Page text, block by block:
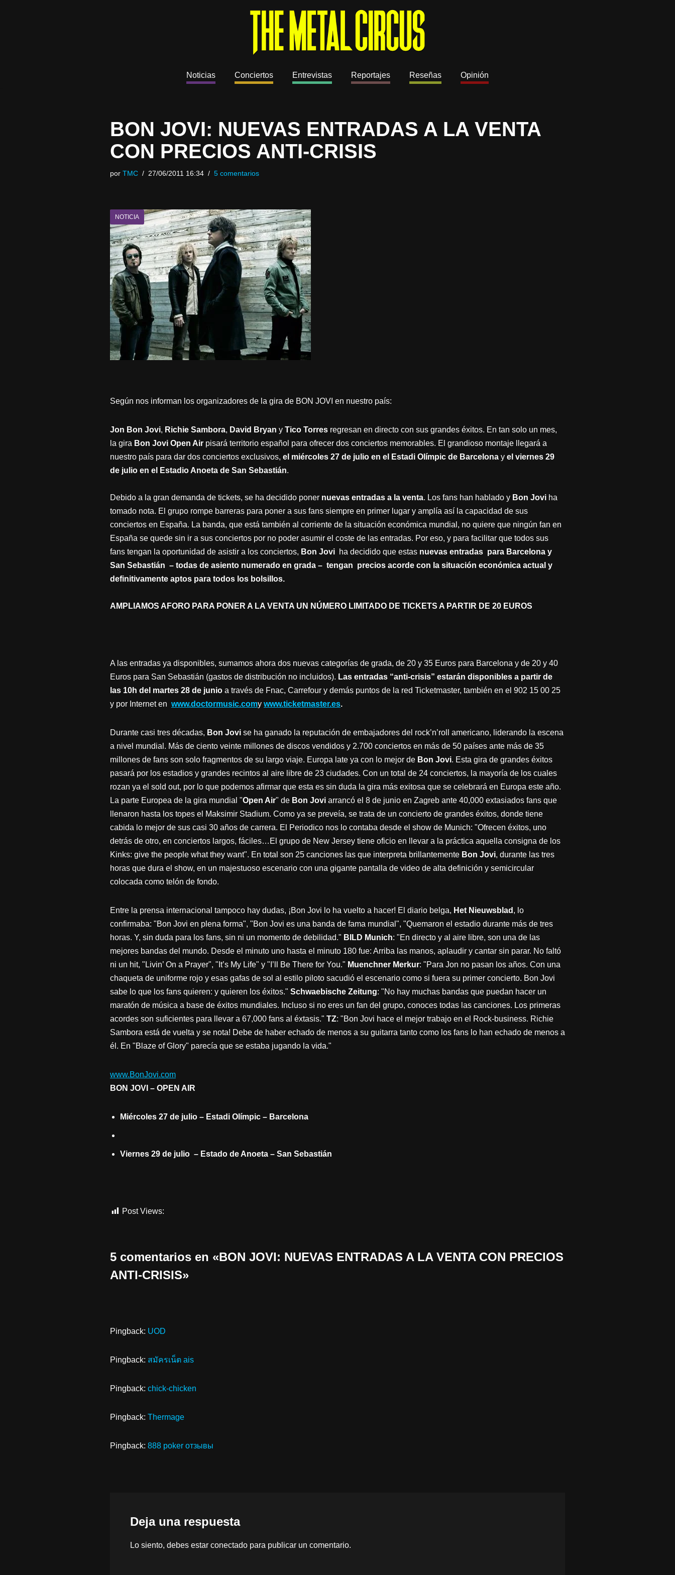
Noticias Conciertos Entrevistas Reportajes Reseñas Opinión
BON JOVI: NUEVAS ENTRADAS A LA VENTA
CON PRECIOS ANTI-CRISIS
por TMC 27/06/2011 16:34 5 comentarios
NOTICIA
Según nos informan los organizadores de la gira de BON JOVI en nuestro país:
Jon Bon Jovi, Richie Sambora, David Bryan y Tico Torres regresan en directo con sus grandes éxitos. En tan solo un mes,
la gira Bon Jovi Open Air pisará territorio español para ofrecer dos conciertos memorables. El grandioso montaje llegará a
nuestro país para dar dos conciertos exclusivos, el miércoles 27 de julio en el Estadi Olímpic de Barcelona y el viernes 29
de julio en el Estadio Anoeta de San Sebastián.
Debido a la gran demanda de tickets, se ha decidido poner nuevas entradas a la venta. Los fans han hablado y Bon Jovi ha
tomado nota. El grupo rompe barreras para poner a sus fans siempre en primer lugar y amplía así la capacidad de sus
conciertos en España. La banda, que está también al corriente de la situación económica mundial, no quiere que ningún fan en
España se quede sin ir a sus conciertos por no poder asumir el coste de las entradas. Por eso, y para facilitar que todos sus
fans tengan la oportunidad de asistir a los conciertos, Bon Jovi ha decidido que estas nuevas entradas para Barcelona y
San Sebastián – todas de asiento numerado en grada – tengan precios acorde con la situación económica actual y
definitivamente aptos para todos los bolsillos.
AMPLIAMOS AFORO PARA PONER A LA VENTA UN NÚMERO LIMITADO DE TICKETS A PARTIR DE 20 EUROS
A las entradas ya disponibles, sumamos ahora dos nuevas categorías de grada, de 20 y 35 Euros para Barcelona y de 20 y 40
Euros para San Sebastián (gastos de distribución no incluidos). Las entradas “anti-crisis” estarán disponibles a partir de
las 10h del martes 28 de junio a través de Fnac, Carrefour y demás puntos de la red Ticketmaster, también en el 902 15 00 25
y por Internet en www.doctormusic.comy www.ticketmaster.es.
Durante casi tres décadas, Bon Jovi se ha ganado la reputación de embajadores del rock’n’roll americano, liderando la escena
a nivel mundial. Más de ciento veinte millones de discos vendidos y 2.700 conciertos en más de 50 países ante más de 35
millones de fans son solo fragmentos de su largo viaje. Europa late ya con lo mejor de Bon Jovi. Esta gira de grandes éxitos
pasará por los estadios y grandes recintos al aire libre de 23 ciudades. Con un total de 24 conciertos, la mayoría de los cuales
rozan ya el sold out, por lo que podemos afirmar que esta es sin duda la gira más exitosa que se celebrará en Europa este año.
La parte Europea de la gira mundial "Open Air" de Bon Jovi arrancó el 8 de junio en Zagreb ante 40,000 extasiados fans que
llenaron hasta los topes el Maksimir Stadium. Como ya se preveía, se trata de un concierto de grandes éxitos, donde tiene
cabida lo mejor de sus casi 30 años de carrera. El Periodico nos lo contaba desde el show de Munich: "Ofrecen éxitos, uno
detrás de otro, en conciertos largos, fáciles…El grupo de New Jersey tiene oficio en llevar a la práctica aquella consigna de los
Kinks: give the people what they want". En total son 25 canciones las que interpreta brillantemente Bon Jovi, durante las tres
horas que dura el show, en un majestuoso escenario con una gigante pantalla de video de alta definición y semicircular
colocada como telón de fondo.
Entre la prensa internacional tampoco hay dudas, ¡Bon Jovi lo ha vuelto a hacer! El diario belga, Het Nieuwsblad , lo
confirmaba: "Bon Jovi en plena forma", "Bon Jovi es una banda de fama mundial", "Quemaron el estadio durante más de tres
horas. Y, sin duda para los fans, sin ni un momento de debilidad." BILD Munich: "En directo y al aire libre, son una de las
mejores bandas del mundo. Desde el minuto uno hasta el minuto 180 fue: Arriba las manos, aplaudir y cantar sin parar. No faltó
ni un hit, "Livin’ On a Prayer", "It’s My Life" y "I’ll Be There for You." Muenchner Merkur: "Para Jon no pasan los años. Con una
chaqueta de uniforme rojo y esas gafas de sol al estilo piloto sacudió el escenario como si fuera su primer concierto. Bon Jovi
sabe lo que los fans quieren: y quieren los éxitos." Schwaebische Zeitung: "No hay muchas bandas que puedan hacer un
maratón de música a base de éxitos mundiales. Incluso si no eres un fan del grupo, conoces todas las canciones. Los primeras
acordes son suficientes para llevar a 67,000 fans al éxtasis." TZ: "Bon Jovi hace el mejor trabajo en el Rock-business. Richie
Sambora está de vuelta y se nota! Debe de haber echado de menos a su guitarra tanto como los fans lo han echado de menos a
él. En "Blaze of Glory" parecía que se estaba jugando la vida."
www.BonJovi.com
BON JOVI – OPEN AIR
Miércoles 27 de julio – Estadi Olímpic – Barcelona
Viernes 29 de julio – Estado de Anoeta – San Sebastián
Post Views:
5 comentarios en «BON JOVI: NUEVAS ENTRADAS A LA VENTA CON PRECIOS
ANTI-CRISIS»
Pingback: UOD
Pingback: สมัครเน็ต ais
Pingback: chick-chicken
Pingback: Thermage
Pingback: 888 poker отзывы
Deja una respuesta
Lo siento, debes estar conectado para publicar un comentario.